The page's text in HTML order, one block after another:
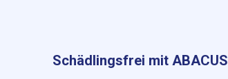
Schädlingsfrei mit ABACUS